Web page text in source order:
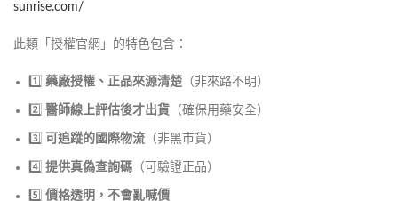
sunrise.com/
此類「授權官網」的特色包含：
1️⃣ 藥廠授權、正品來源清楚 （非來路不明）
2️⃣ 醫師線上評估後才出貨 （確保用藥安全）
3️⃣ 可追蹤的國際物流 （非黑市貨）
4️⃣ 提供真偽查詢碼 （可驗證正品）
5️⃣ 價格透明，不會亂喊價